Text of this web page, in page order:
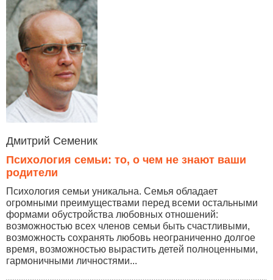
Дмитрий Семеник
Психология семьи: то, о чем не знают ваши
родители
Психология семьи уникальна. Семья обладает
огромными преимуществами перед всеми остальными
формами обустройства любовных отношений:
возможностью всех членов семьи быть счастливыми,
возможность сохранять любовь неограниченно долгое
время, возможностью вырастить детей полноценными,
гармоничными личностями...